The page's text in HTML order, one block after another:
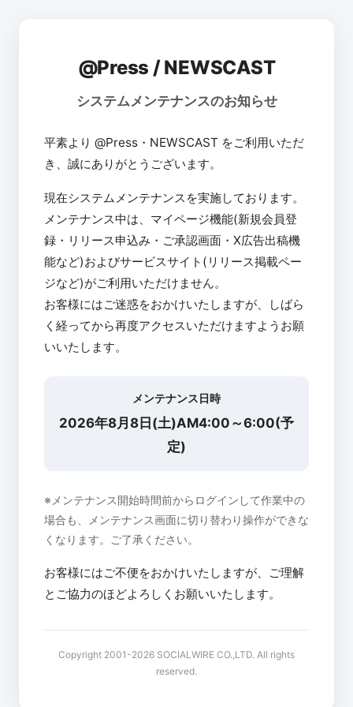
@Press / NEWSCAST
システムメンテナンスのお知らせ
平素より @Press・NEWSCAST をご利用いただ
き、誠にありがとうございます。
現在システムメンテナンスを実施しております。
メンテナンス中は、マイページ機能(新規会員登
録・リリース申込み・ご承認画面・X広告出稿機
能など)およびサービスサイト(リリース掲載ペー
ジなど)がご利用いただけません。
お客様にはご迷惑をおかけいたしますが、しばら
く経ってから再度アクセスいただけますようお願
いいたします。
メンテナンス日時
2026年8月8日(土)AM4:00～6:00(予
定)
※メンテナンス開始時間前からログインして作業中の
場合も、メンテナンス画面に切り替わり操作ができな
くなります。ご了承ください。
お客様にはご不便をおかけいたしますが、ご理解
とご協力のほどよろしくお願いいたします。
Copyright 2001-2026 SOCIALWIRE CO.,LTD. All rights
reserved.